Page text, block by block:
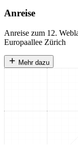
Anreise
Anreise zum 12.
Europaallee Zürich
Mehr dazu